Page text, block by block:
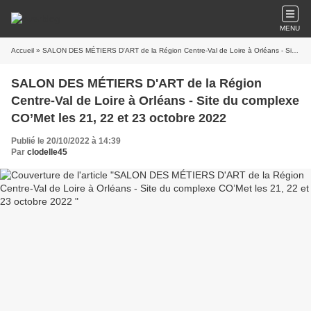
MENU
Accueil » SALON DES MÉTIERS D'ART de la Région Centre-Val de Loire à Orléans - Site du complexe CO’Met les 21, 22 et 23 octobre 2022
SALON DES MÉTIERS D'ART de la Région
Centre-Val de Loire à Orléans - Site du complexe
CO’Met les 21, 22 et 23 octobre 2022
Publié le 20/10/2022 à 14:39
Par clodelle45